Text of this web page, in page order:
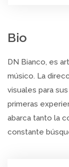
Bio
DN Bianco, es
músico. La
visuales para
primeras
abarca tanto la
constante